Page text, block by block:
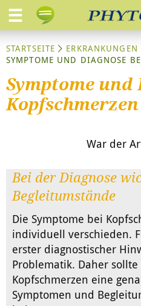
STARTSEITE ERKRANKUNGEN
SYMPTOME UND DIAGNOSE
Symptome und
Kopfschmerzen
War der
Bei der Diagnose
Begleitumstände
Die Symptome bei
individuell verschieden.
erster diagnostischer
Problematik. Daher
Kopfschmerzen eine
Symptomen und